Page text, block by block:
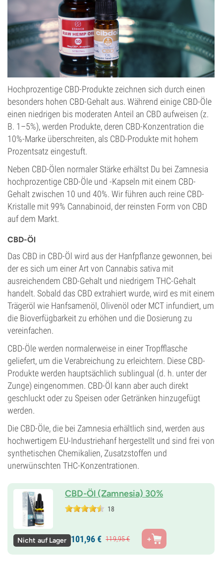
Hochprozentige CBD-Produkte zeichnen sich durch einen
besonders hohen CBD-Gehalt aus. Während einige CBD-Öle
einen niedrigen bis moderaten Anteil an CBD aufweisen (z.
B. 1–5%), werden Produkte, deren CBD-Konzentration die
10%-Marke überschreiten, als CBD-Produkte mit hohem
Prozentsatz eingestuft.
Neben CBD-Ölen normaler Stärke erhältst Du bei Zamnesia
hochprozentige CBD-Öle und -Kapseln mit einem CBD-
Gehalt zwischen 10 und 40%. Wir führen auch reine CBD-
Kristalle mit 99% Cannabinoid, der reinsten Form von CBD
auf dem Markt.
CBD-Öl
Das CBD in CBD-Öl wird aus der Hanfpflanze gewonnen, bei
der es sich um einer Art von Cannabis sativa mit
ausreichendem CBD-Gehalt und niedrigem THC-Gehalt
handelt. Sobald das CBD extrahiert wurde, wird es mit einem
Trägeröl wie Hanfsamenöl, Olivenöl oder MCT infundiert, um
die Bioverfügbarkeit zu erhöhen und die Dosierung zu
vereinfachen.
CBD-Öle werden normalerweise in einer Tropfflasche
geliefert, um die Verabreichung zu erleichtern. Diese CBD-
Produkte werden hauptsächlich sublingual (d. h. unter der
Zunge) eingenommen. CBD-Öl kann aber auch direkt
geschluckt oder zu Speisen oder Getränken hinzugefügt
werden.
Die CBD-Öle, die bei Zamnesia erhältlich sind, werden aus
hochwertigem EU-Industriehanf hergestellt und sind frei von
synthetischen Chemikalien, Zusatzstoffen und
unerwünschten THC-Konzentrationen.
CBD-Öl (Zamnesia) 30%
18
Nicht auf Lager 101,96€ 119,95€